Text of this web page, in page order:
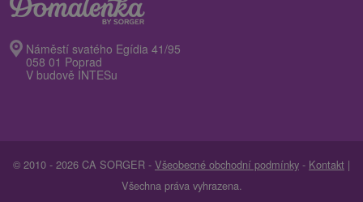
Náměstí svatého Egídia 41/95
058 01 Poprad
V budově INTESu
© 2010 - 2026 CA SORGER - Všeobecné obchodní podmínky - Kontakt |
Všechna práva vyhrazena.